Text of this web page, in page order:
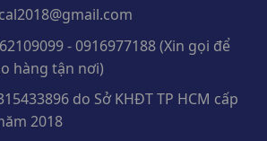
- 0916977188 (Xin gọi để
hàng tận nơi)
do Sở KHĐT TP HCM cấp
2018